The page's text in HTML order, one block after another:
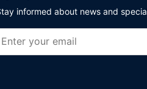
informed about news and